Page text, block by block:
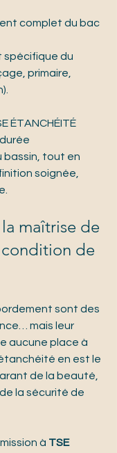
complet du bac
spécifique du
primaire,
ÉTANCHÉITÉ
bassin, tout en
soignée,
maîtrise de
condition de
sont des
mais leur
aucune place à
en est le
de la beauté,
la sécurité de
à TSE